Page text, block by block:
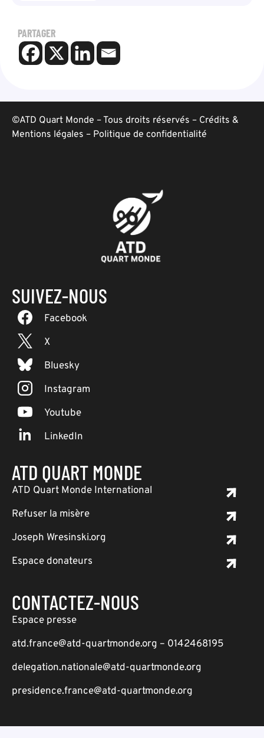
PARTAGER
©ATD Quart Monde – Tous droits réservés – Crédits &
Mentions légales – Politique de confidentialité
SUIVEZ-NOUS
Facebook
X
Bluesky
Instagram
Youtube
LinkedIn
ATD QUART MONDE
ATD Quart Monde International
Refuser la misère
Joseph Wresinski.org
Espace donateurs
CONTACTEZ-NOUS
Espace presse
atd.france@atd-quartmonde.org – 0142468195
delegation.nationale@atd-quartmonde.org
presidence.france@atd-quartmonde.org